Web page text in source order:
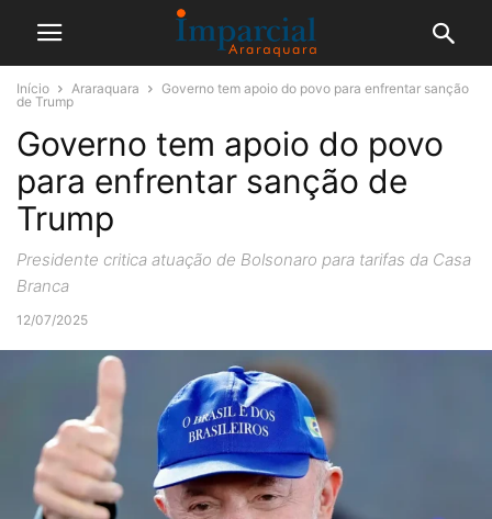
Início Araraquara
Governo tem apoio do povo para enfrentar sanção
de Trump
Governo tem apoio do povo
para enfrentar sanção de
Trump
Presidente critica atuação de Bolsonaro para tarifas da Casa
Branca
12/07/2025